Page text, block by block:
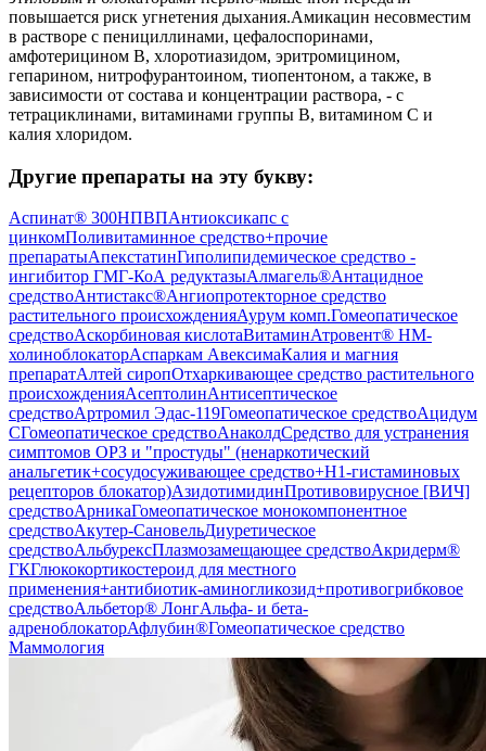
повышается риск угнетения дыхания.Амикацин несовместим
в растворе с пенициллинами, цефалоспоринами,
амфотерицином B, хлоротиазидом, эритромицином,
гепарином, нитрофурантоином, тиопентоном, а также, в
зависимости от состава и концентрации раствора, - с
тетрациклинами, витаминами группы B, витамином C и
калия хлоридом.
Другие препараты на эту букву:
Аспинат® 300НПВПАнтиоксикапс с
цинкомПоливитаминное средство+прочие
препаратыАпекстатинГиполипидемическое средство -
ингибитор ГМГ-КоА редуктазыАлмагель®Антацидное
средствоАнтистакс®Ангиопротекторное средство
растительного происхожденияАурум комп.Гомеопатическое
средствоАскорбиновая кислотаВитаминАтровент® НМ-
холиноблокаторАспаркам АвексимаКалия и магния
препаратАлтей сиропОтхаркивающее средство растительного
происхожденияАсептолинАнтисептическое
средствоАртромил Эдас-119Гомеопатическое средствоАцидум
СГомеопатическое средствоАнаколдСредство для устранения
симптомов ОРЗ и "простуды" (ненаркотический
анальгетик+сосудосуживающее средство+H1-гистаминовых
рецепторов блокатор)АзидотимидинПротивовирусное [ВИЧ]
средствоАрникаГомеопатическое монокомпонентное
средствоАкутер-СановельДиуретическое
средствоАльбурексПлазмозамещающее средствоАкридерм®
ГКГлюкокортикостероид для местного
применения+антибиотик-аминогликозид+противогрибковое
средствоАльбетор® ЛонгАльфа- и бета-
адреноблокаторАфлубин®Гомеопатическое средство
Маммология